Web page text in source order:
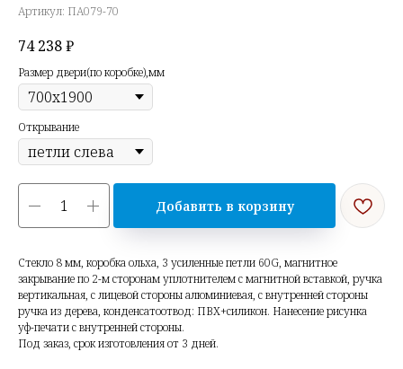
Артикул: ПА079-70
74 238₽
Размер двери(по коробке),мм
Открывание
Добавить в корзину
Стекло 8 мм, коробка ольха, 3 усиленные петли 60G, магнитное
закрывание по 2-м сторонам уплотнителем с магнитной вставкой, ручка
вертикальная, с лицевой стороны алюминиевая, с внутренней стороны
ручка из дерева, конденсатоотвод: ПВХ+силикон. Нанесение рисунка
уф-печати с внутренней стороны.
Под заказ, срок изготовления от 3 дней.